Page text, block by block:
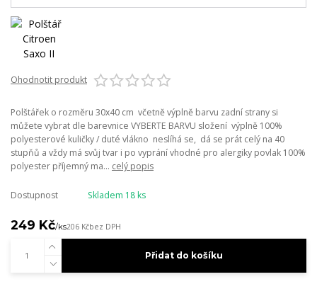
Ohodnotit produkt
Polštářek o rozměru 30x40 cm včetně výplně barvu zadní strany si
můžete vybrat dle barevnice VYBERTE BARVU složení výplně 100%
polyesterové kuličky / duté vlákno neslíhá se, dá se prát celý na 40
stupňů a vždy má svůj tvar i po vyprání vhodné pro alergiky povlak 100%
polyester příjemný ma... celý popis
Dostupnost Skladem 18 ks
249 Kč/ks206 Kčbez DPH
Přidat do košíku